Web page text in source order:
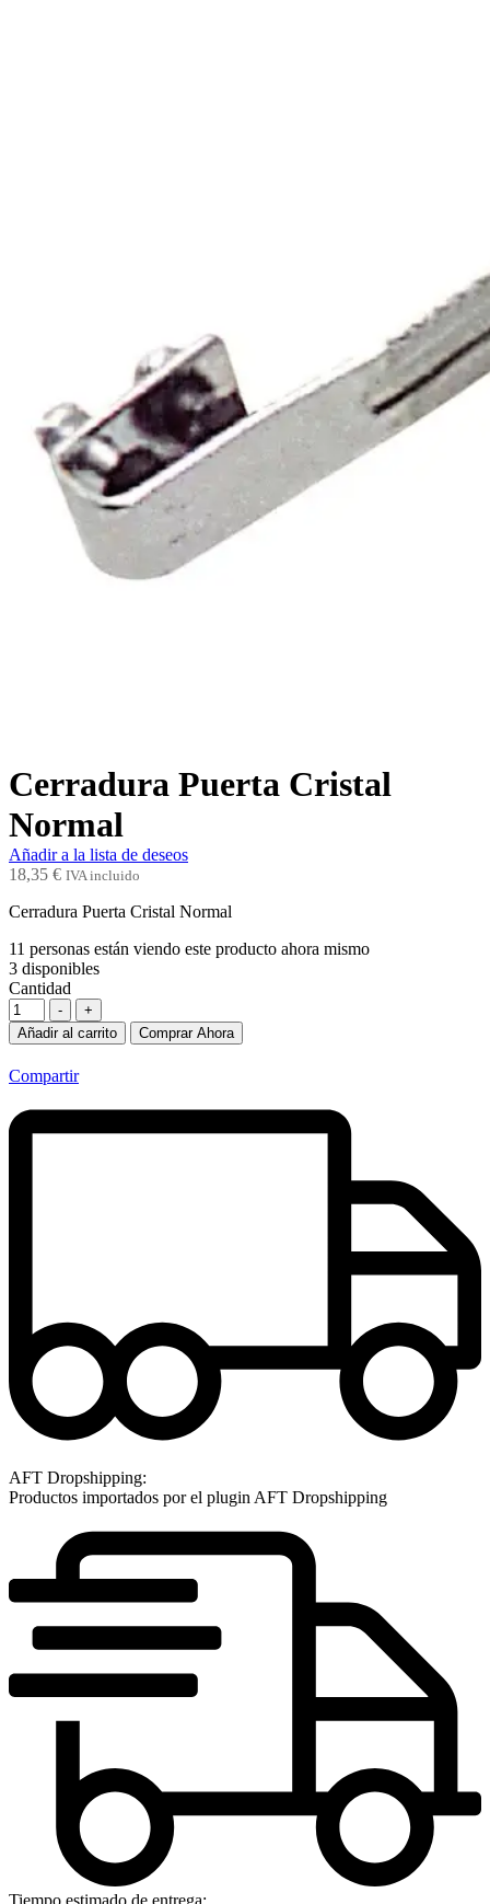
Cerradura Puerta Cristal
Normal
Añadir a la lista de deseos
18,35 € IVA incluido
Cerradura Puerta Cristal Normal
11 personas están viendo este producto ahora mismo
3 disponibles
Cantidad
-
+
Añadir al carrito
Comprar Ahora
Compartir
AFT Dropshipping:
Productos importados por el plugin AFT Dropshipping
Tiempo estimado de entrega: